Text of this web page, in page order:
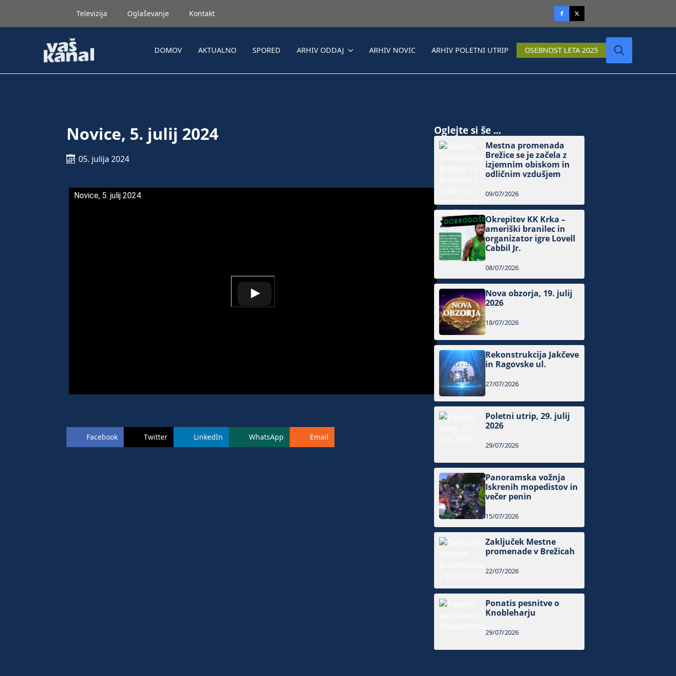
Televizija Oglaševanje Kontakt
DOMOV AKTUALNO SPORED ARHIV ODDAJ ARHIV NOVIC ARHIV POLETNI UTRIP OSEBNOST LETA 2025
Novice, 5. julij 2024
05. julija 2024
Novice, 5. julij 2024
Facebook Twitter LinkedIn WhatsApp Email
Oglejte si še ...
Mestna promenada
Brežice se je začela z
izjemnim obiskom in
odličnim vzdušjem
09/07/2026
Okrepitev KK Krka –
ameriški branilec in
organizator igre Lovell
Cabbil Jr.
08/07/2026
Nova obzorja, 19. julij
2026
18/07/2026
Rekonstrukcija Jakčeve
in Ragovske ul.
27/07/2026
Poletni utrip, 29. julij
2026
29/07/2026
Panoramska vožnja
Iskrenih mopedistov in
večer penin
15/07/2026
Zaključek Mestne
promenade v Brežicah
22/07/2026
Ponatis pesnitve o
Knobleharju
29/07/2026